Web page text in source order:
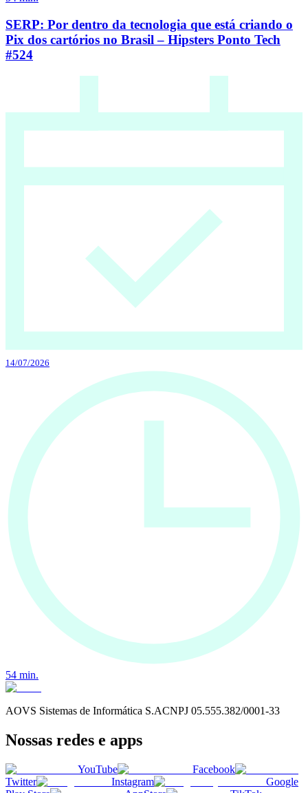
SERP: Por dentro da tecnologia que está criando o
Pix dos cartórios no Brasil – Hipsters Ponto Tech
#524
14/07/2026
54 min.
AOVS Sistemas de Informática S.ACNPJ 05.555.382/0001-33
Nossas redes e apps
YouTube
Facebook
Twitter
Instagram
Google